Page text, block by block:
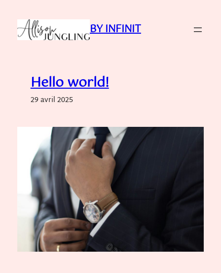
contenu
BY INFINIT
Hello world!
29 avril 2025